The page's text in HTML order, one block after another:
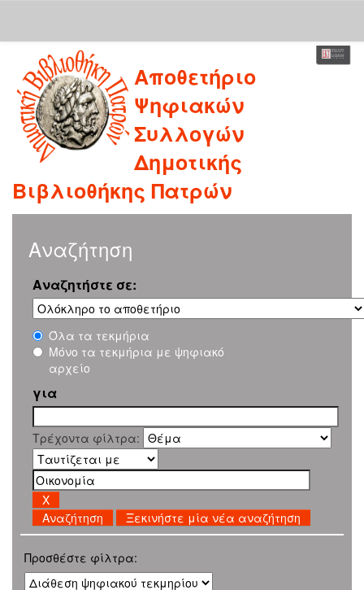
navigation
Αποθετήριο
Ψηφιακών
Συλλογών
Δημοτικής
Βιβλιοθήκης Πατρών
Αναζήτηση
Αναζητήστε σε:
Όλα τα τεκμήρια
Μόνο τα τεκμήρια με ψηφιακό
αρχείο
για
Τρέχοντα φίλτρα:
Ξεκινήστε μία νέα αναζήτηση
Προσθέστε φίλτρα: